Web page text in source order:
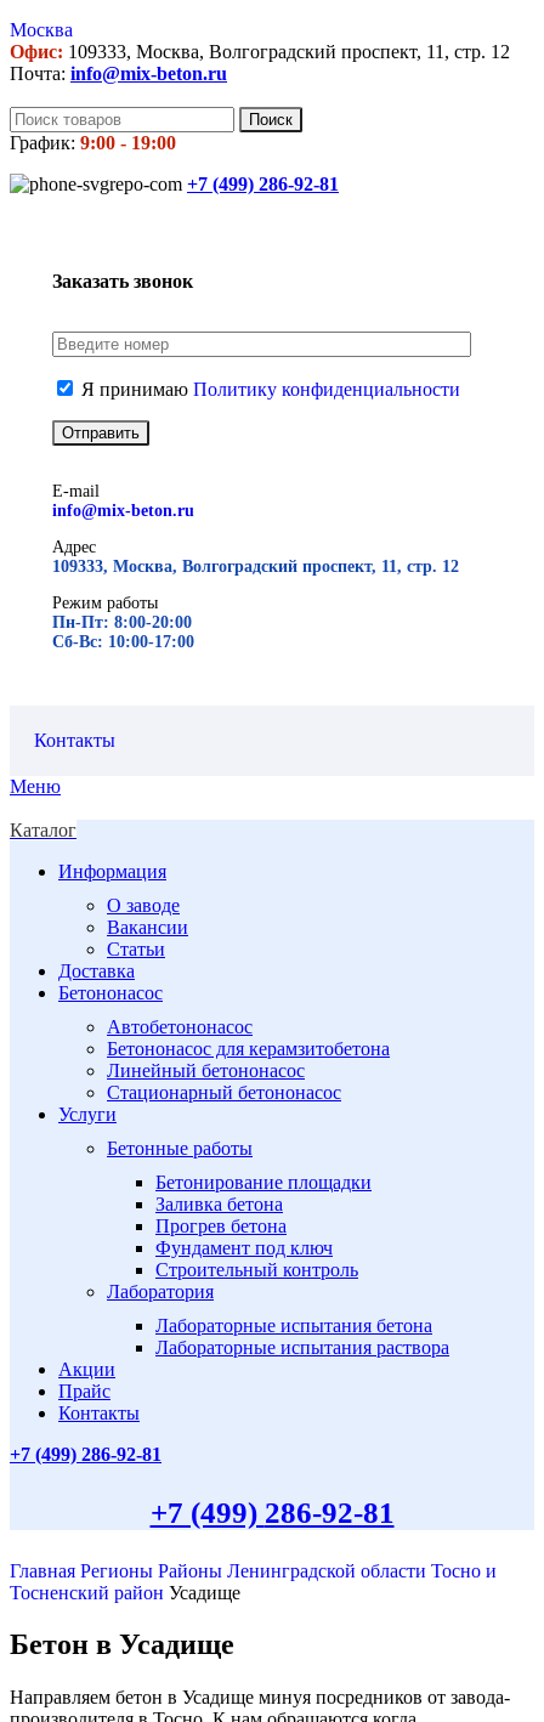
Москва
Офис: 109333, Москва, Волгоградский проспект, 11, стр. 12
Почта: info@mix-beton.ru
Поиск
График: 9:00 - 19:00
+7 (499) 286-92-81
Заказать звонок
Я принимаю Политику конфиденциальности
E-mail
info@mix-beton.ru
Адрес
109333, Москва, Волгоградский проспект, 11, стр. 12
Режим работы
Пн-Пт: 8:00-20:00
Сб-Вс: 10:00-17:00
Контакты
Меню
Каталог
Информация
О заводе
Вакансии
Статьи
Доставка
Бетононасос
Автобетононасос
Бетононасос для керамзитобетона
Линейный бетононасос
Стационарный бетононасос
Услуги
Бетонные работы
Бетонирование площадки
Заливка бетона
Прогрев бетона
Фундамент под ключ
Строительный контроль
Лаборатория
Лабораторные испытания бетона
Лабораторные испытания раствора
Акции
Прайс
Контакты
+7 (499) 286-92-81
+7 (499) 286-92-81
Главная Регионы Районы Ленинградской области Тосно и
Тосненский район Усадище
Бетон в Усадище
Направляем бетон в Усадище минуя посредников от завода-